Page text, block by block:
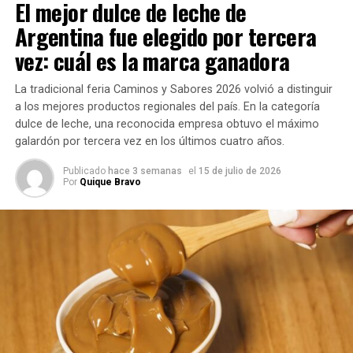
también recorrieron distintas ciudades y disfrutaron de
experiencias culturales y gastronómicas durante su
estadía.
Reconocimiento al compromiso
comercial
Además del viaje para los Organizadores, los
Negociosque sobresalieron en la competencia recibieron
unkit mundialista exclusivo
dedicación, compromiso y contribución al crecimiento del
El mejor dulce de leche de
Argentina fue elegido por tercera
vez: cuál es la marca ganadora
La tradicional feria Caminos y Sabores 2026 volvió a distinguir
a los mejores productos regionales del país. En la categoría
dulce de leche, una reconocida empresa obtuvo el máximo
galardón por tercera vez en los últimos cuatro años.
Publicado hace 3 semanas el 15 de julio de 2026
Por Quique Bravo